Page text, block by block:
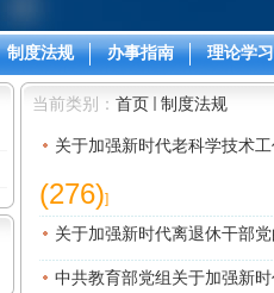
制度法规 办事指南 理论学习
当前类别： 首页 制度法规
关于加强新时代老科学技术
(276)]
关于加强新时代离退休干部
中共教育部党组关于加强新